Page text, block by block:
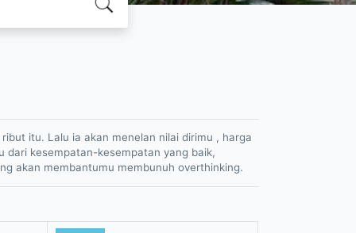
itu. Lalu ia akan menelan nilai dirimu , harga
dari kesempatan-kesempatan yang baik,
akan membantumu membunuh overthinking.